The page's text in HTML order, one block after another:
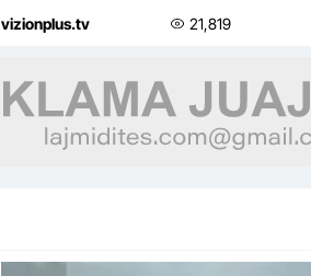
menjëherë
vizionplus.tv 21,819